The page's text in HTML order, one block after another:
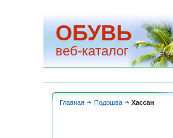
ОБУВЬ
веб-каталог
Главная Подошва Хассан